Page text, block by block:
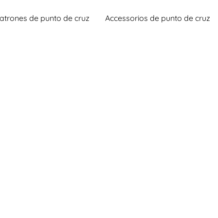
de punto de cruz Accessorios de punto de cruz